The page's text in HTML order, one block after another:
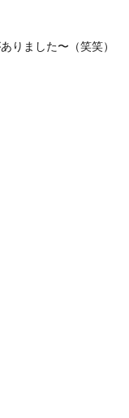
りました〜（笑笑）